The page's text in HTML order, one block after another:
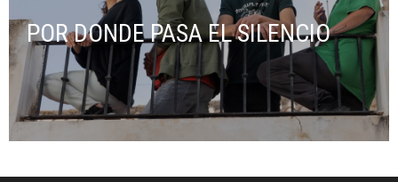
POR DONDE PASA EL SILENCIO